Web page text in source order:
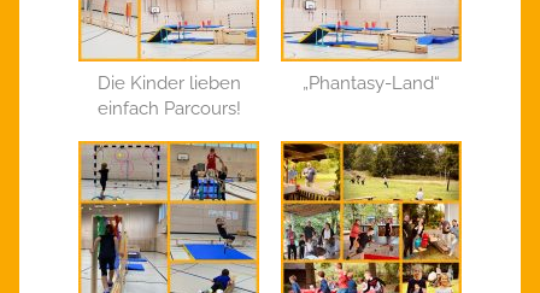
Die Kinder lieben
einfach Parcours!
„Phantasy-Land“